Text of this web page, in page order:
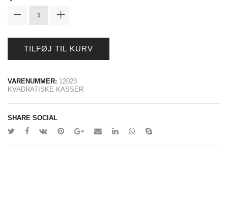
TILFØJ TIL KURV
VARENUMMER: 12023
KVADRATISKE KASSER
SHARE SOCIAL